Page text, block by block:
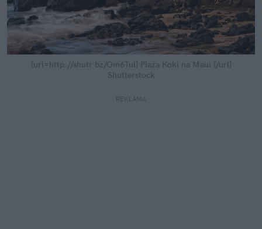
[url=http://shutr.bz/Om6Tul] Plaża Koki na Maui [/url]
Shutterstock
REKLAMA